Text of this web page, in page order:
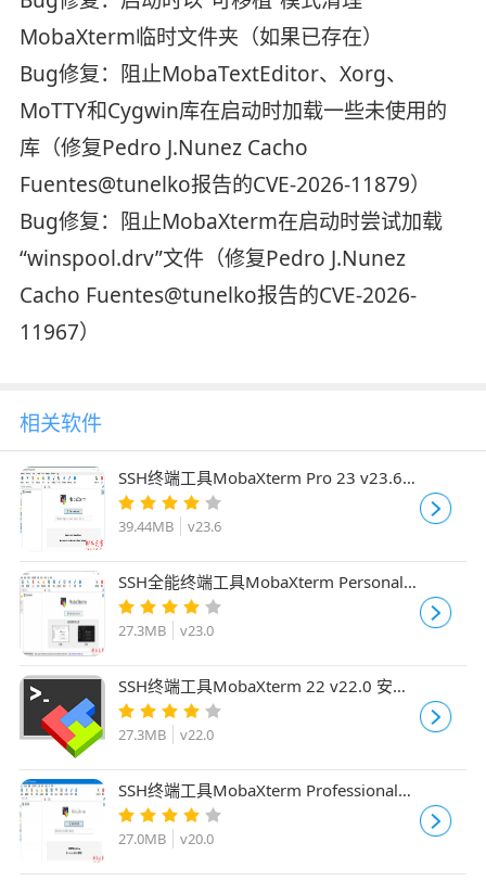
MobaXterm临时文件夹（如果已存在）
Bug修复：阻止MobaTextEditor、Xorg、
MoTTY和Cygwin库在启动时加载一些未使用的
库（修复Pedro J.Nunez Cacho
Fuentes@tunelko报告的CVE-2026-11879）
Bug修复：阻止MobaXterm在启动时尝试加载
“winspool.drv”文件（修复Pedro J.Nunez
Cacho Fuentes@tunelko报告的CVE-2026-
11967）
相关软件
SSH终端工具MobaXterm Pro 23 v23.6
完美免费版(附文件+安装教程)
39.44MB v23.6
SSH全能终端工具MobaXterm Personal
v23.0 完全汉化破解绿色版
27.3MB v23.0
SSH终端工具MobaXterm 22 v22.0 安装
安装特别版(附注册文件+教程)
27.3MB v22.0
SSH终端工具MobaXterm Professional专
业版 v20.0 完全中文汉化绿色版
27.0MB v20.0